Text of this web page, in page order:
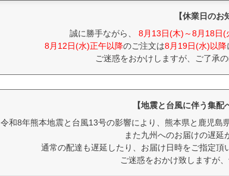
【休業日のお
誠に勝手ながら、 8月13日(木)～8月18日(
8月12日(水)正午以降のご注文は8月19日(水)以降
ご迷惑をおかけしますが、ご了承
【地震と台風に伴う集配
令和8年熊本地震と台風13号の影響により、熊本県と鹿児島
また九州へのお届けの遅延
通常の配達も遅延したり、お届け日時をご指定頂
ご迷惑をおかけ致しますが